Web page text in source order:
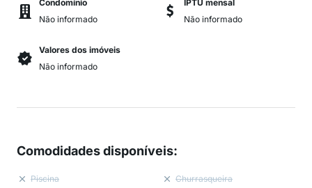
Condomínio
Não informado
IPTU mensal
Não informado
Valores dos imóveis
Não informado
Comodidades disponíveis:
Piscina Churrasqueira